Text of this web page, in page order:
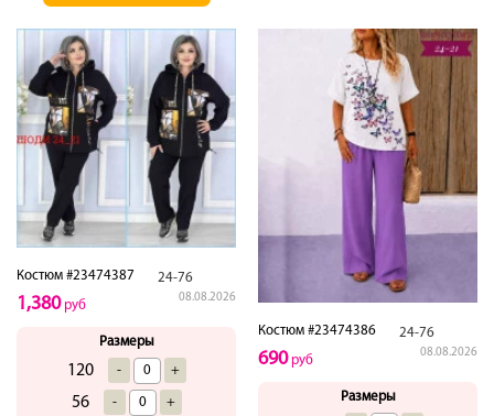
Костюм #23474387 24-76
08.08.2026
1,380руб
Размеры
120 - +
56 - +
Костюм #23474386 24-76
08.08.2026
690руб
Размеры